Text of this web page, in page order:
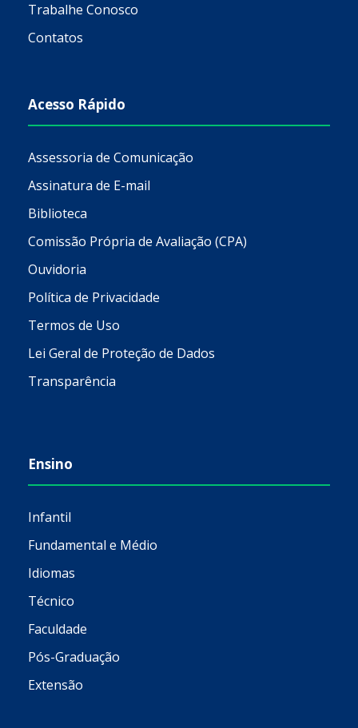
Trabalhe Conosco
Contatos
Acesso Rápido
Assessoria de Comunicação
Assinatura de E-mail
Biblioteca
Comissão Própria de Avaliação (CPA)
Ouvidoria
Política de Privacidade
Termos de Uso
Lei Geral de Proteção de Dados
Transparência
Ensino
Infantil
Fundamental e Médio
Idiomas
Técnico
Faculdade
Pós-Graduação
Extensão